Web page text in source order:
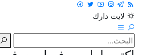
لايت دارك